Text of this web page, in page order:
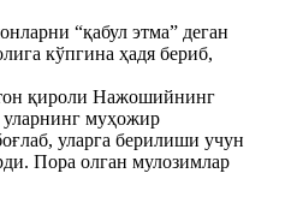
“қабул этма” деган
кўпгина ҳадя бериб,
қироли Нажошийнинг
уларнинг муҳожир
уларга берилиши учун
Пора олган мулозимлар